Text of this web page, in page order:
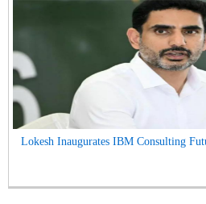
Lokesh Inaugurates IBM Consulting